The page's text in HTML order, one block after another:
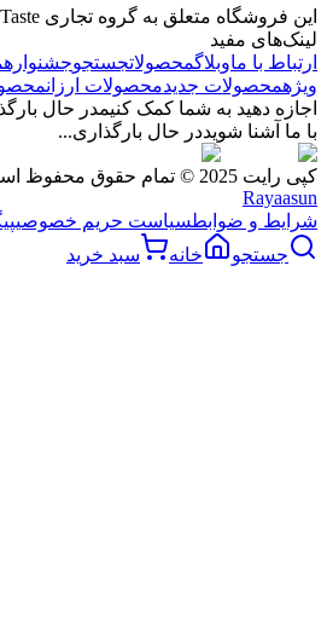
این فروشگاه متعلق به گروه تجاری Euro Taste میباشد.
لینک‌های مفید
ارتباط با ماوبلاگمحصولاتجستجوجشنواره
ویژهمحصولات جدیدمحصولات ارزان
اجازه دهید به شما کمک کنیمدر حال
با ما آشنا شویددر حال بارگذاری...
کپی رایت 2025 © تمام حقوق محفوظ است. قدرت گرفته از
Rayaasun
شرایط و ضوابطسیاست حریم خصوصی
جستجو
خانه سبد خرید